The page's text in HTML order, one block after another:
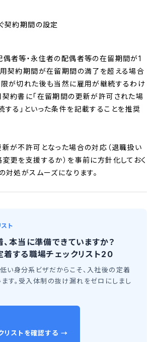
契約期間の設定
偶者等・永住者の配偶者等の在留期間が1
契約期間が在留期間の満了を超える場合
限が切れた後も当然に雇用が継続するわけ
契約書に「在留期間の更新が許可された場
る」といった条件を記載することを推奨
新が不許可となった場合の対応（退職扱い
更を支援するか）を事前に方針化しておく
対処がスムーズになります。
ト
本当に準備できていますか？
する職場チェックリスト20
い身分系ビザだからこそ、入社後の定着
す。受入体制の抜け漏れをゼロにしまし
リストを確認する →